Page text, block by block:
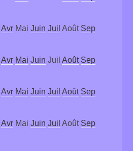
Avr Mai Juin Juil Août Sep
Avr Mai Juin Juil Août Sep
Avr Mai Juin Juil Août Sep
Avr Mai Juin Juil Août Sep